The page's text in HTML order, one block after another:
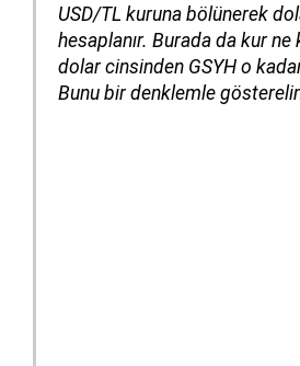
USD/TL kuruna bölünerek
hesaplanır. Burada da kur
dolar cinsinden GSYH o
Bunu bir denklemle